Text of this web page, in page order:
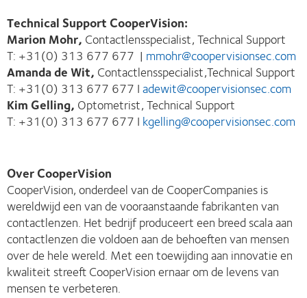
Technical Support CooperVision:
Marion Mohr, Contactlensspecialist, Technical Support
T: +31(0) 313 677 677 | mmohr@coopervisionsec.com
Amanda de Wit, Contactlensspecialist,Technical Support
T: +31(0) 313 677 677 Iadewit@coopervisionsec.com
Kim Gelling, Optometrist, Technical Support
T: +31(0) 313 677 677 I kgelling@coopervisionsec.com
Over CooperVision
CooperVision, onderdeel van de CooperCompanies is
wereldwijd een van de vooraanstaande fabrikanten van
contactlenzen. Het bedrijf produceert een breed scala aan
contactlenzen die voldoen aan de behoeften van mensen
over de hele wereld. Met een toewijding aan innovatie en
kwaliteit streeft CooperVision ernaar om de levens van
mensen te verbeteren.